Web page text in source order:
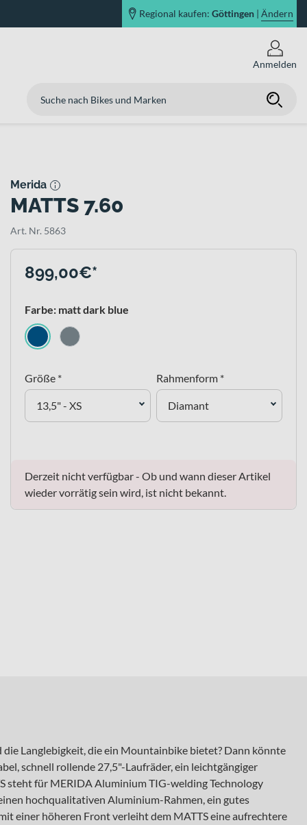
Regional kaufen: Göttingen | Ändern
Anmelden
Merida
MATTS 7.60
Art. Nr. 5863
899,00€*
Farbe: matt dark blue
Größe *
13,5" - XS
Rahmenform *
Diamant
Derzeit nicht verfügbar - Ob und wann dieser Artikel
wieder vorrätig sein wird, ist nicht bekannt.
Langlebigkeit, die ein Mountainbike bietet? Dann könnte
schnell rollende 27,5"-Laufräder, ein leichtgängiger
steht für MERIDA Aluminium TIG-welding Technology
hochqualitativen Aluminium-Rahmen, ein gutes
einer höheren Front verleiht dem MATTS eine aufrechtere